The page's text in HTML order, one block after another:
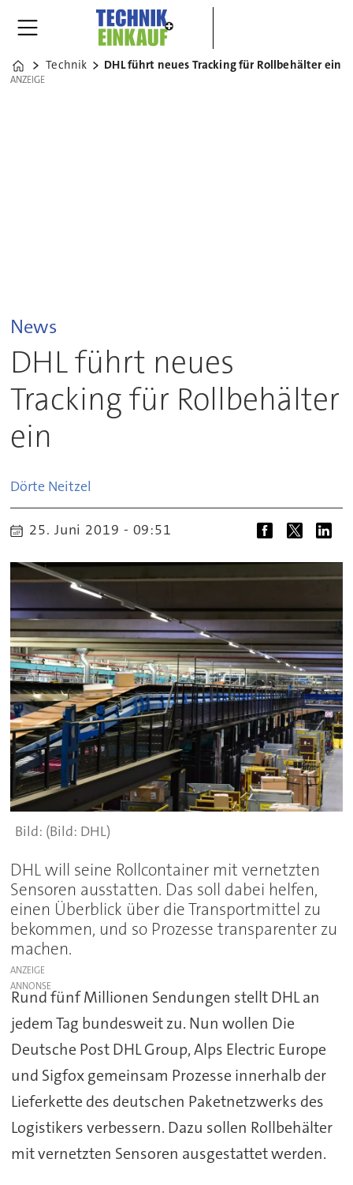
Home
Technik DHL führt neues Tracking für Rollbehälter ein
ANZEIGE
ANZEIGE
News
DHL führt neues
Tracking für Rollbehälter
ein
Dörte Neitzel
25. Juni 2019 - 09:51
(Bild: DHL)
DHL will seine Rollcontainer mit vernetzten
Sensoren ausstatten. Das soll dabei helfen,
einen Überblick über die Transportmittel zu
bekommen, und so Prozesse transparenter zu
machen.
ANZEIGE
Rund fünf Millionen Sendungen stellt DHL an
jedem Tag bundesweit zu. Nun wollen Die
Deutsche Post DHL Group, Alps Electric Europe
und Sigfox gemeinsam Prozesse innerhalb der
Lieferkette des deutschen Paketnetzwerks des
Logistikers verbessern. Dazu sollen Rollbehälter
mit vernetzten Sensoren ausgestattet werden.